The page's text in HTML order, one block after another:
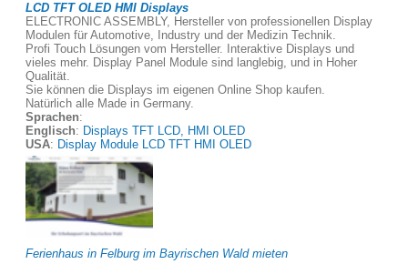
LCD TFT OLED HMI Displays
ELECTRONIC ASSEMBLY, Hersteller von professionellen Display
Modulen für Automotive, Industry und der Medizin Technik.
Profi Touch Lösungen vom Hersteller. Interaktive Displays und
vieles mehr. Display Panel Module sind langlebig, und in Hoher
Qualität.
Sie können die Displays im eigenen Online Shop kaufen.
Natürlich alle Made in Germany.
Sprachen:
Englisch: Displays TFT LCD, HMI OLED
USA: Display Module LCD TFT HMI OLED
Ferienhaus in Felburg im Bayrischen Wald mieten